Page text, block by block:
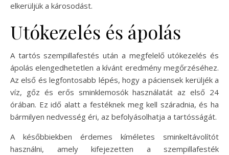
elkerüljük a károsodást.
Utókezelés és ápolás
A tartós szempillafestés után a megfelelő utókezelés és
ápolás elengedhetetlen a kívánt eredmény megőrzéséhez.
Az első és legfontosabb lépés, hogy a páciensek kerüljék a
víz, gőz és erős sminklemosók használatát az első 24
órában. Ez idő alatt a festéknek meg kell száradnia, és ha
bármilyen nedvesség éri, az befolyásolhatja a tartósságát.
A későbbiekben érdemes kíméletes sminkeltávolítót
használni, amely kifejezetten a szempillafesték